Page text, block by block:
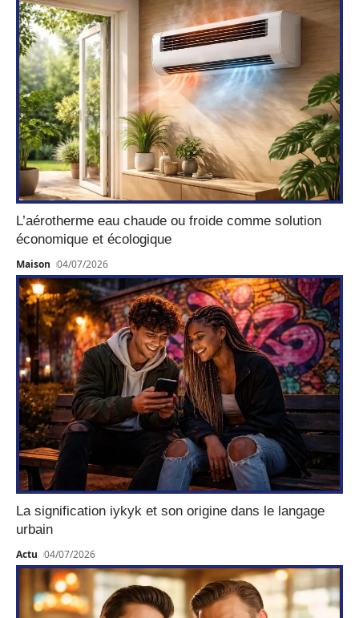
L’aérotherme eau chaude ou froide comme solution
économique et écologique
Maison 04/07/2026
La signification iykyk et son origine dans le langage
urbain
Actu 04/07/2026